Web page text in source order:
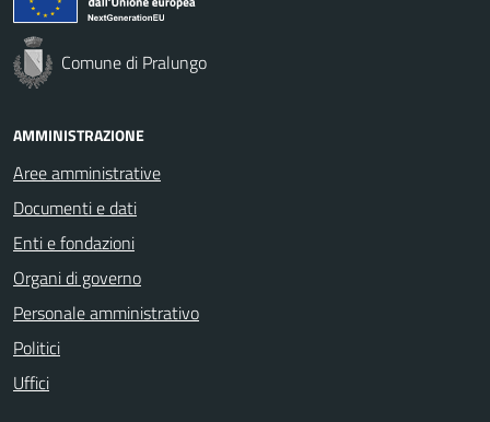
Comune di Pralungo
AMMINISTRAZIONE
Aree amministrative
Documenti e dati
Enti e fondazioni
Organi di governo
Personale amministrativo
Politici
Uffici